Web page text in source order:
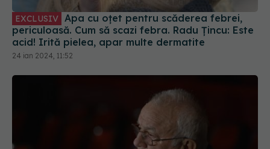
EXCLUSIV
periculoasă. Cum să scazi febra. Radu Țincu: Este
acid! Irită pielea, apar multe dermatite
24 ian 2024, 11:52